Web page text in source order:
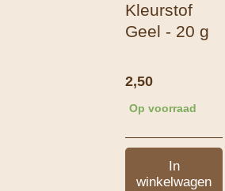
Kleurstof
Geel - 20 g
2,50
Op voorraad
In
winkelwagen